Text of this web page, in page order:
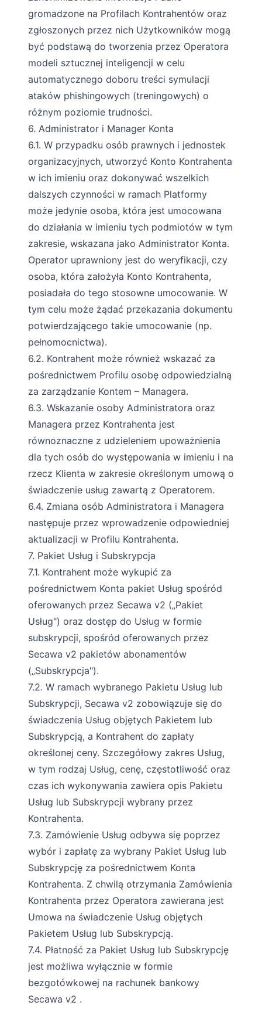
gromadzone na Profilach Kontrahentów oraz
zgłoszonych przez nich Użytkowników mogą
być podstawą do tworzenia przez Operatora
modeli sztucznej inteligencji w celu
automatycznego doboru treści symulacji
ataków phishingowych (treningowych) o
różnym poziomie trudności.
6. Administrator i Manager Konta
6.1. W przypadku osób prawnych i jednostek
organizacyjnych, utworzyć Konto Kontrahenta
w ich imieniu oraz dokonywać wszelkich
dalszych czynności w ramach Platformy
może jedynie osoba, która jest umocowana
do działania w imieniu tych podmiotów w tym
zakresie, wskazana jako Administrator Konta.
Operator uprawniony jest do weryfikacji, czy
osoba, która założyła Konto Kontrahenta,
posiadała do tego stosowne umocowanie. W
tym celu może żądać przekazania dokumentu
potwierdzającego takie umocowanie (np.
pełnomocnictwa).
6.2. Kontrahent może również wskazać za
pośrednictwem Profilu osobę odpowiedzialną
za zarządzanie Kontem – Managera.
6.3. Wskazanie osoby Administratora oraz
Managera przez Kontrahenta jest
równoznaczne z udzieleniem upoważnienia
dla tych osób do występowania w imieniu i na
rzecz Klienta w zakresie określonym umową o
świadczenie usług zawartą z Operatorem.
6.4. Zmiana osób Administratora i Managera
następuje przez wprowadzenie odpowiedniej
aktualizacji w Profilu Kontrahenta.
7. Pakiet Usług i Subskrypcja
7.1. Kontrahent może wykupić za
pośrednictwem Konta pakiet Usług spośród
oferowanych przez Secawa v2 („Pakiet
Usług") oraz dostęp do Usług w formie
subskrypcji, spośród oferowanych przez
Secawa v2 pakietów abonamentów
(„Subskrypcja").
7.2. W ramach wybranego Pakietu Usług lub
Subskrypcji, Secawa v2 zobowiązuje się do
świadczenia Usług objętych Pakietem lub
Subskrypcją, a Kontrahent do zapłaty
określonej ceny. Szczegółowy zakres Usług,
w tym rodzaj Usług, cenę, częstotliwość oraz
czas ich wykonywania zawiera opis Pakietu
Usług lub Subskrypcji wybrany przez
Kontrahenta.
7.3. Zamówienie Usług odbywa się poprzez
wybór i zapłatę za wybrany Pakiet Usług lub
Subskrypcję za pośrednictwem Konta
Kontrahenta. Z chwilą otrzymania Zamówienia
Kontrahenta przez Operatora zawierana jest
Umowa na świadczenie Usług objętych
Pakietem Usług lub Subskrypcją.
7.4. Płatność za Pakiet Usług lub Subskrypcję
jest możliwa wyłącznie w formie
bezgotówkowej na rachunek bankowy
Secawa v2 .